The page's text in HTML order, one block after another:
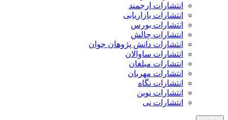
انتشارات ارجمند
انتشارات بازاریابی
انتشارات بورس
انتشارات چالش
انتشارات دانش پژوهان جوان
انتشارات ساوالان
انتشارات مبلغان
انتشارات مهربان
انتشارات نگاه
انتشارات نوین
انتشارات نی